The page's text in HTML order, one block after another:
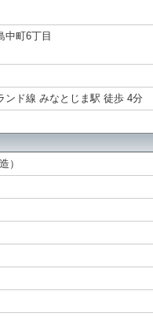
中町6丁目
ンド線 みなとじま駅 徒歩 4分
）